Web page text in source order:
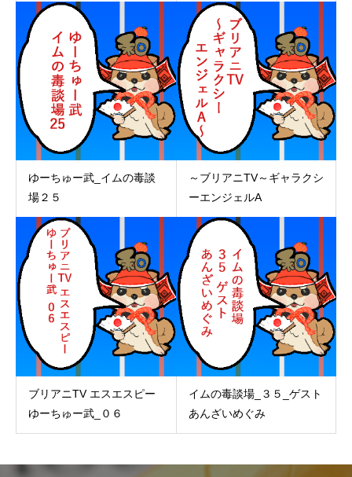
ゆーちゅー武_イムの毒談
場２５
～ブリアニTV～ギャラクシ
ーエンジェルA
ブリアニTV エスエスピー
ゆーちゅー武_０６
イムの毒談場_３５_ゲスト
あんざいめぐみ